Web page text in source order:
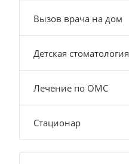
Вызов врача на дом
Детская стоматология
Лечение по ОМС
Стационар